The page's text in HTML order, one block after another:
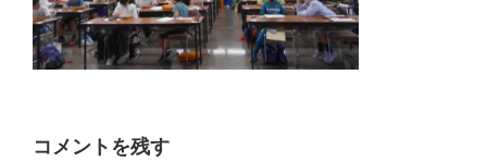
コメントを残す